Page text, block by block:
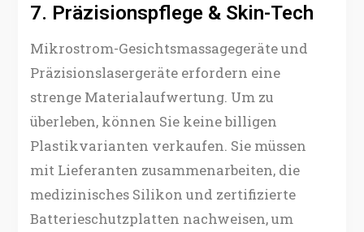
7. Präzisionspflege & Skin-Tech
Mikrostrom-Gesichtsmassagegeräte und
Präzisionslasergeräte erfordern eine
strenge Materialaufwertung. Um zu
überleben, können Sie keine billigen
Plastikvarianten verkaufen. Sie müssen
mit Lieferanten zusammenarbeiten, die
medizinisches Silikon und zertifizierte
Batterieschutzplatten nachweisen, um